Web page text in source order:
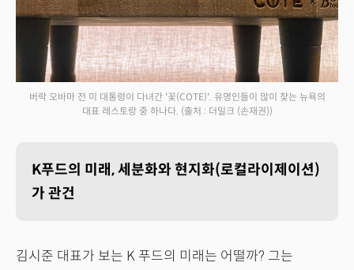
버락 오바마 전 미 대통령이 다녀간 '꽃(COTE)'. 유명인들이 많이 찾는 뉴욕의
대표 레스토랑 중 하나다. (출처 : 더밀크 (손재권))
K푸드의 미래, 세분화와 현지화(로컬라이제이션)
가 관건
김시준 대표가 보는 K 푸드의 미래는 어떨까? 그는